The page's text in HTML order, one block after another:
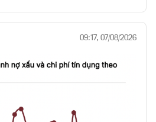
09:17, 07/08/2026